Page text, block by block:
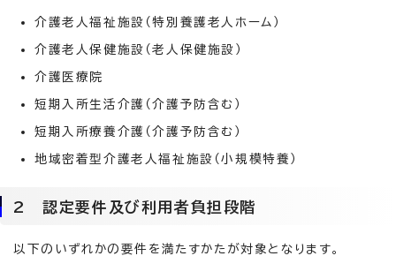
介護老人福祉施設（特別養護老人ホーム）
介護老人保健施設（老人保健施設）
介護医療院
短期入所生活介護（介護予防含む）
短期入所療養介護（介護予防含む）
地域密着型介護老人福祉施設（小規模特養）
2 認定要件及び利用者負担段階
以下のいずれかの要件を満たすかたが対象となります。